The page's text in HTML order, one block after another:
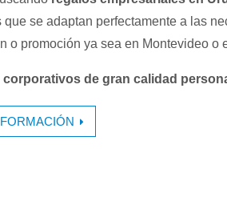
que se adaptan perfectamente a las
o promoción ya sea en Montevideo o
corporativos de gran calidad